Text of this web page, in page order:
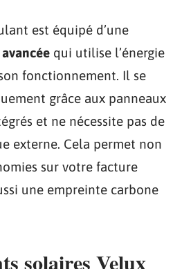
est équipé d’une
qui utilise l’énergie
fonctionnement. Il se
grâce aux panneaux
et ne nécessite pas de
externe. Cela permet non
sur votre facture
une empreinte carbone
solaires Velux